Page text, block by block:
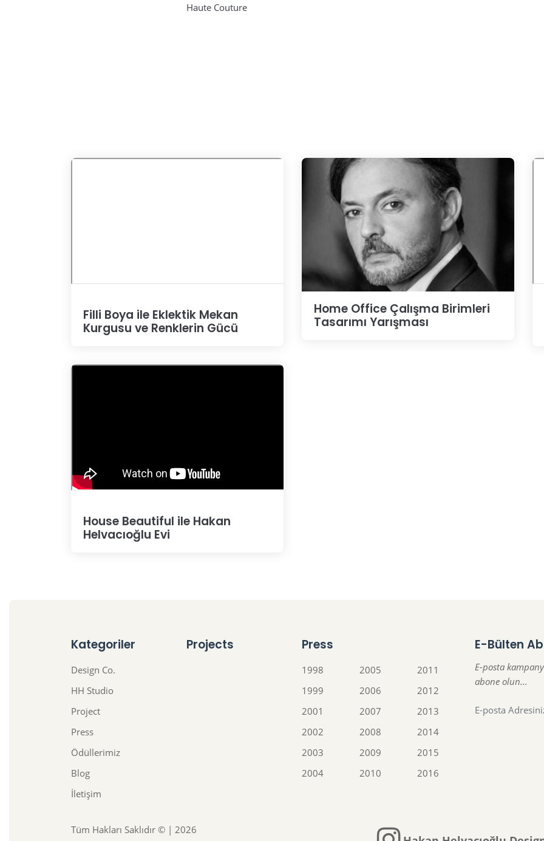
Haute Couture
Filli Boya ile Eklektik Mekan
Kurgusu ve Renklerin Gücü
Home Office Çalışma Birimleri
Tasarımı Yarışması
House Beautiful ile Hakan
Helvacıoğlu Evi
Kategoriler
Design Co.
HH Studio
Project
Press
Ödüllerimiz
Blog
İletişim
Projects Press
1998
1999
2001
2002
2003
2004
2005
2006
2007
2008
2009
2010
2011
2012
2013
2014
2015
2016
E-Bülten
E-posta
abone olun...
Tüm Hakları Saklıdır © | 2026